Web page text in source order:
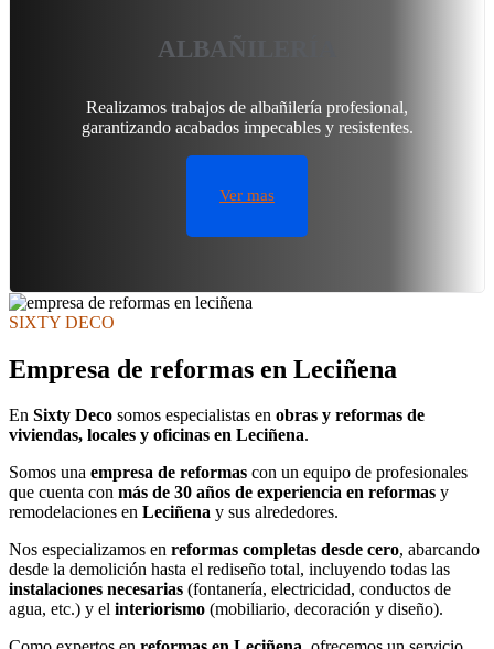
ALBAÑILERÍA
Realizamos trabajos de albañilería profesional,
garantizando acabados impecables y resistentes.
Ver mas
SIXTY DECO
Empresa de reformas en Leciñena
En Sixty Deco somos especialistas en obras y reformas de
viviendas, locales y oficinas en Leciñena.
Somos una empresa de reformas con un equipo de profesionales
que cuenta con más de 30 años de experiencia en reformas y
remodelaciones en Leciñena y sus alrededores.
Nos especializamos en reformas completas desde cero, abarcando
desde la demolición hasta el rediseño total, incluyendo todas las
instalaciones necesarias (fontanería, electricidad, conductos de
agua, etc.) y el interiorismo (mobiliario, decoración y diseño).